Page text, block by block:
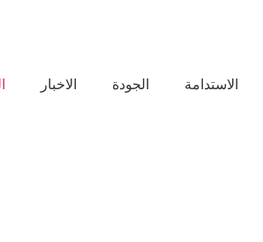
الاستدامة الجودة الاخبار